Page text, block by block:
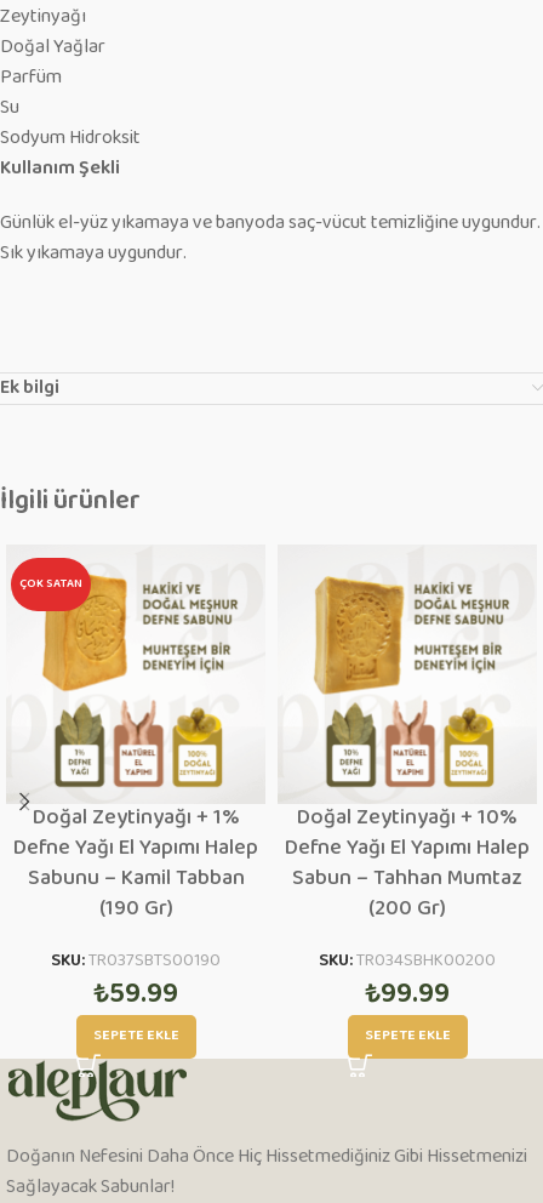
Zeytinyağı
Doğal Yağlar
Parfüm
Su
Sodyum Hidroksit
Kullanım Şekli
Günlük el-yüz yıkamaya ve banyoda saç-vücut temizliğine uygundur.
Sık yıkamaya uygundur.
Ek bilgi
İlgili ürünler
ÇOK SATAN
Doğal Zeytinyağı + 1%
Defne Yağı El Yapımı Halep
Sabunu – Kamil Tabban
(190 Gr)
SKU:TR037SBTS00190
₺59.99
SEPETE EKLE
Doğal Zeytinyağı + 10%
Defne Yağı El Yapımı Halep
Sabun – Tahhan Mumtaz
(200 Gr)
SKU:TR034SBHK00200
₺99.99
SEPETE EKLE
Doğanın Nefesini Daha Önce Hiç Hissetmediğiniz Gibi Hissetmenizi
Sağlayacak Sabunlar!